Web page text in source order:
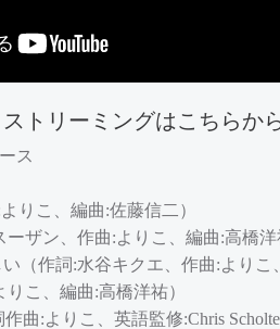
トリーミングはこちらか
ス
りこ、編曲:佐藤信二）
ザン、作曲:よりこ、編曲:高橋洋
（作詞:水谷キクエ、作曲:よりこ
こ、編曲:高橋洋祐）
曲:よりこ、英語監修:Chris